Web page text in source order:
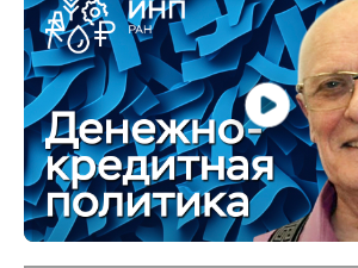
Материалы
Конкурсы и вакансии
Контакты